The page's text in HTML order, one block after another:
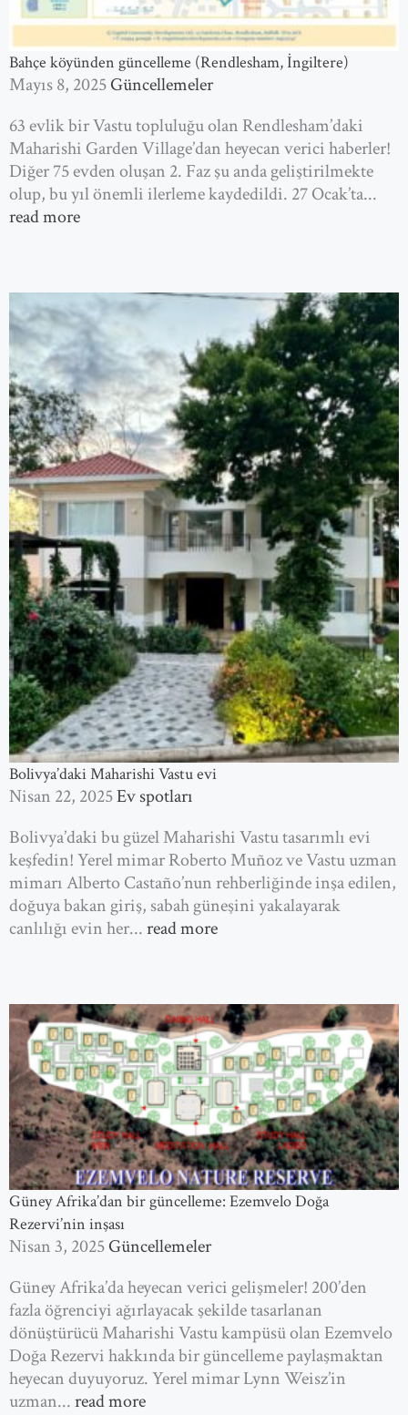
Bahçe köyünden güncelleme (Rendlesham, İngiltere)
Mayıs 8, 2025 Güncellemeler
63 evlik bir Vastu topluluğu olan Rendlesham’daki
Maharishi Garden Village’dan heyecan verici haberler!
Diğer 75 evden oluşan 2. Faz şu anda geliştirilmekte
olup, bu yıl önemli ilerleme kaydedildi. 27 Ocak’ta...
read more
Bolivya’daki Maharishi Vastu evi
Nisan 22, 2025Ev spotları
Bolivya’daki bu güzel Maharishi Vastu tasarımlı evi
keşfedin! Yerel mimar Roberto Muñoz ve Vastu uzman
mimarı Alberto Castaño’nun rehberliğinde inşa edilen,
doğuya bakan giriş, sabah güneşini yakalayarak
canlılığı evin her...read more
Güney Afrika’dan bir güncelleme: Ezemvelo Doğa
Rezervi’nin inşası
Nisan 3, 2025 Güncellemeler
Güney Afrika’da heyecan verici gelişmeler! 200’den
fazla öğrenciyi ağırlayacak şekilde tasarlanan
dönüştürücü Maharishi Vastu kampüsü olan Ezemvelo
Doğa Rezervi hakkında bir güncelleme paylaşmaktan
heyecan duyuyoruz. Yerel mimar Lynn Weisz’in
uzman...read more